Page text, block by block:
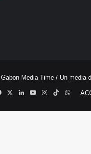
Gabon Media Time / Un media
Facebook
X LinkedinYouTubeInstagram
TikTok